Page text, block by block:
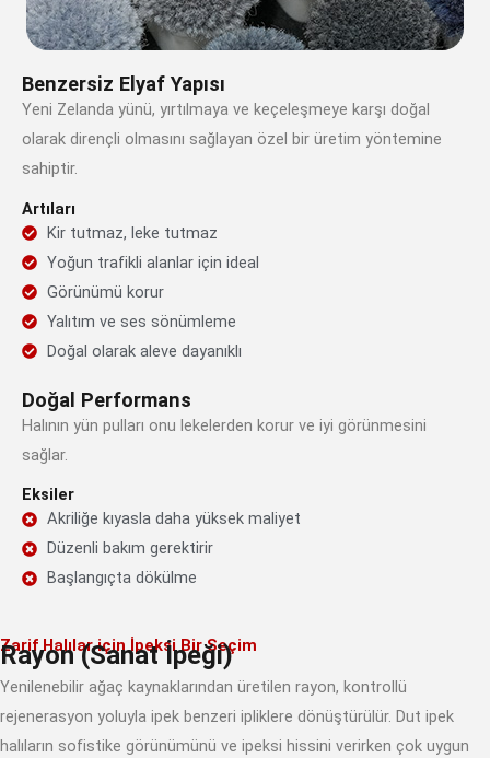
Benzersiz Elyaf Yapısı
Yeni Zelanda yünü, yırtılmaya ve keçeleşmeye karşı doğal
olarak dirençli olmasını sağlayan özel bir üretim yöntemine
sahiptir.
Artıları
Kir tutmaz, leke tutmaz
Yoğun trafikli alanlar için ideal
Görünümü korur
Yalıtım ve ses sönümleme
Doğal olarak aleve dayanıklı
Doğal Performans
Halının yün pulları onu lekelerden korur ve iyi görünmesini
sağlar.
Eksiler
Akriliğe kıyasla daha yüksek maliyet
Düzenli bakım gerektirir
Başlangıçta dökülme
Zarif Halılar için İpeksi Bir Seçim
Rayon (Sanat İpeği)
Yenilenebilir ağaç kaynaklarından üretilen rayon, kontrollü
rejenerasyon yoluyla ipek benzeri ipliklere dönüştürülür. Dut ipek
halıların sofistike görünümünü ve ipeksi hissini verirken çok uygun